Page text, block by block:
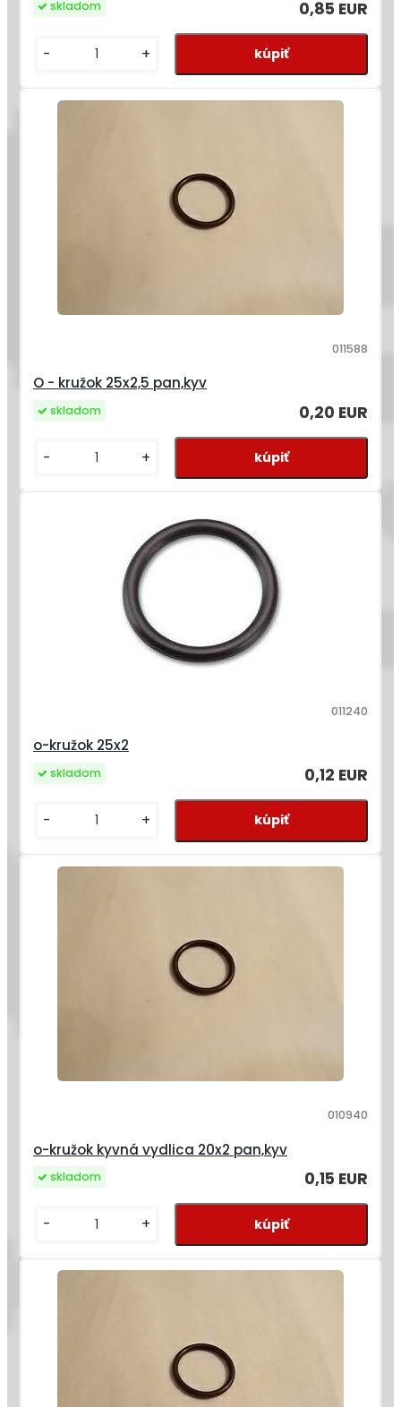
0,85 EUR
skladom
- +
O - kružok 25x2,5 pan,kyv
011588
0,20 EUR
skladom
- +
o-kružok 25x2
011240
0,12 EUR
skladom
- +
o-kružok kyvná vydlica 20x2 pan,kyv
010940
0,15 EUR
skladom
- +